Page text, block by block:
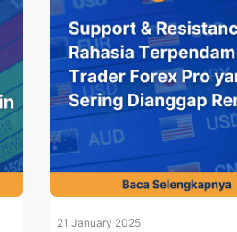
21 January 2025